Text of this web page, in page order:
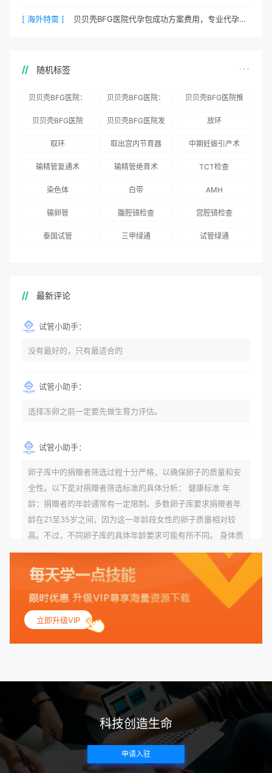
[ 海外特需 ] 贝贝壳BFG医院代孕包成功方案费用，专业代孕首选
随机标签
贝贝壳BFG医院：
务
贝贝壳BFG医院：
术”和“法律支持”
贝贝壳BFG医院推
贝贝壳BFG医院
贝贝壳BFG医院发
国版）》
放环
取环 取出宫内节育器 中期妊娠引产术
输精管复通术 输精管绝育术 TCT检查
染色体 白带 AMH
输卵管 腹腔镜检查 宫腔镜检查
泰国试管 三甲绿通 试管绿通
最新评论
试管小助手：
没有最好的，只有最适合的
试管小助手：
选择冻卵之前一定要先做生育力评估。
试管小助手：
卵子库中的捐赠者筛选过程十分严格，以确保卵子的质量和安
全性。以下是对捐赠者筛选标准的具体分析： 健康标准 年
龄：捐赠者的年龄通常有一定限制。多数卵子库要求捐赠者年
龄在21至35岁之间，因为这一年龄段女性的卵子质量相对较
高。不过，不同卵子库的具体年龄要求可能有所不同。 身体质
量指数（BMI）：捐赠者的BMI通常需要在正常范围内，以确
保其身体健康状况良好。过高的BMI可能与多种健康问题相关
联，包括不孕症和妊娠并发症。 生殖健康：捐赠者需要有规律
的月经期，无生殖障碍或异常问题。此外，还需要进行详细的
妇科检查，以确保其生殖系统的健康。 遗传病史与家族病史：
捐赠者及其家庭成员需要无严重的遗传病史、精神病史和传染
病史。这通常需要通过基因检测、家族史调查和医疗记录审查
带任何可传染给受卵者的病原体。 药物与生活习惯：捐赠者需
要是非尼古丁使用者、非吸烟者、非吸毒者，并且未使用可能
影响卵子质量的药物，如某些精神药物和避孕植入物。 学历与
心理标准 学历要求：部分卵子库对捐赠者的学历有一定要求，
但这并非普遍标准。一些卵子库可能更倾向于选择受过高等教
立即升级VIP
科技创造生命
申请入驻